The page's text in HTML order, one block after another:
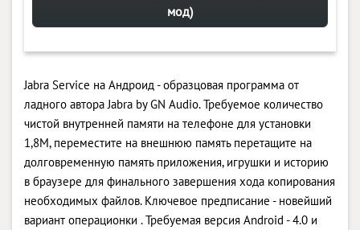
мод)
Jabra Service на Андроид - образцовая программа от
ладного автора Jabra by GN Audio. Требуемое количество
чистой внутренней памяти на телефоне для установки
1,8M, переместите на внешнюю память перетащите на
долговременную память приложения, игрушки и историю
в браузере для финального завершения хода копирования
необходимых файлов. Ключевое предписание - новейший
вариант операционки . Требуемая версия Android - 4.0 и